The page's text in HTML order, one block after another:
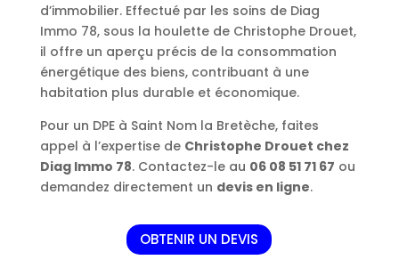
d’immobilier. Effectué par les soins de Diag
Immo 78, sous la houlette de Christophe Drouet,
il offre un aperçu précis de la consommation
énergétique des biens, contribuant à une
habitation plus durable et économique.
Pour un DPE à Saint Nom la Bretèche, faites
appel à l’expertise de Christophe Drouet chez
Diag Immo 78. Contactez-le au 06 08 51 71 67 ou
demandez directement un devis en ligne.
OBTENIR UN DEVIS